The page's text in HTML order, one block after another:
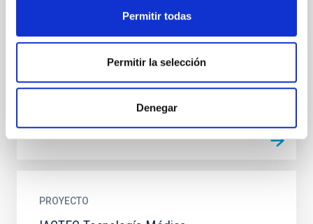
Permitir todas
Permitir la selección
Denegar
Telescope - NRT
telescopio de 4 metros que desde el ORM operará en
PROYECTO